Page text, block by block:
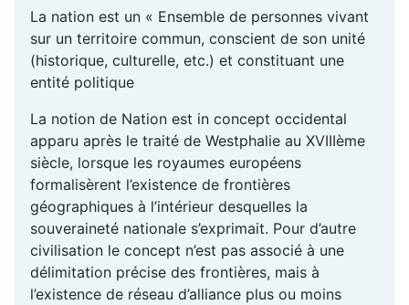
La nation est un « Ensemble de personnes vivant
sur un territoire commun, conscient de son unité
(historique, culturelle, etc.) et constituant une
entité politique
La notion de Nation est in concept occidental
apparu après le traité de Westphalie au XVIIIème
siècle, lorsque les royaumes européens
formalisèrent l’existence de frontières
géographiques à l’intérieur desquelles la
souveraineté nationale s’exprimait. Pour d’autre
civilisation le concept n’est pas associé à une
délimitation précise des frontières, mais à
l’existence de réseau d’alliance plus ou moins